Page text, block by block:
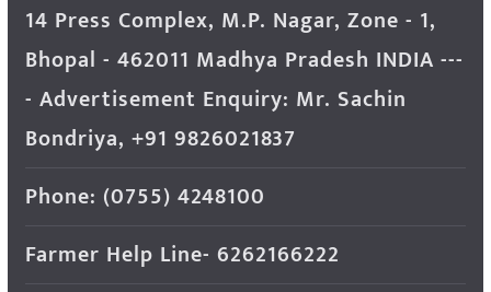
14 Press Complex, M.P. Nagar, Zone - 1,
Bhopal - 462011 Madhya Pradesh INDIA ---
- Advertisement Enquiry: Mr. Sachin
Bondriya, +91 9826021837
Phone: (0755) 4248100
Farmer Help Line- 6262166222